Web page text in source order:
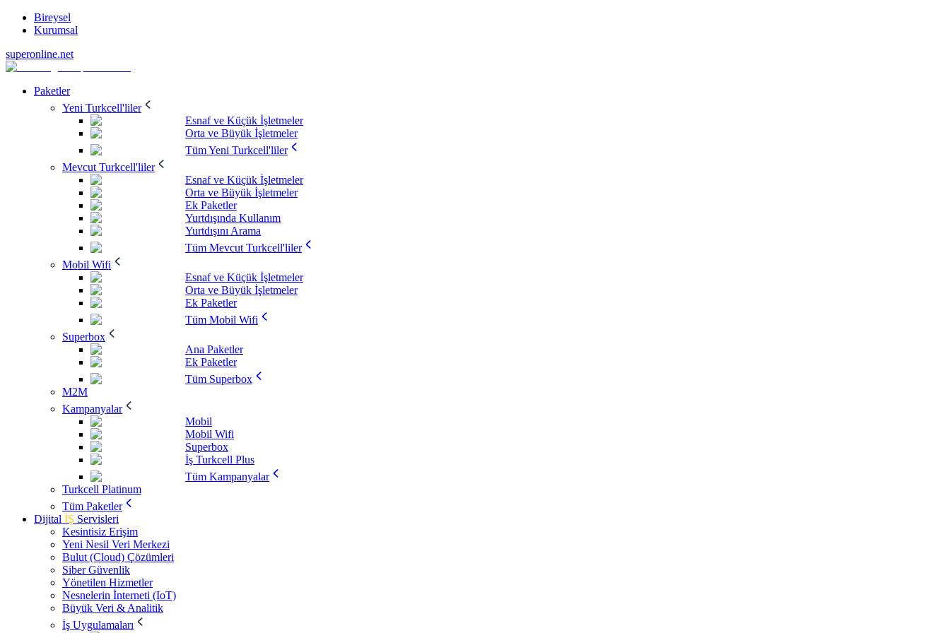
Bireysel
Kurumsal
superonline.net
Paketler
Yeni Turkcell'liler
Esnaf ve Küçük İşletmeler
Orta ve Büyük İşletmeler
Tüm Yeni Turkcell'liler
Mevcut Turkcell'liler
Esnaf ve Küçük İşletmeler
Orta ve Büyük İşletmeler
Ek Paketler
Yurtdışında Kullanım
Yurtdışını Arama
Tüm Mevcut Turkcell'liler
Mobil Wifi
Esnaf ve Küçük İşletmeler
Orta ve Büyük İşletmeler
Ek Paketler
Tüm Mobil Wifi
Superbox
Ana Paketler
Ek Paketler
Tüm Superbox
M2M
Kampanyalar
Mobil
Mobil Wifi
Superbox
İş Turkcell Plus
Tüm Kampanyalar
Turkcell Platinum
Tüm Paketler
Dijital İŞ Servisleri
Kesintisiz Erişim
Yeni Nesil Veri Merkezi
Bulut (Cloud) Çözümleri
Siber Güvenlik
Yönetilen Hizmetler
Nesnelerin İnterneti (IoT)
Büyük Veri & Analitik
İş Uygulamaları